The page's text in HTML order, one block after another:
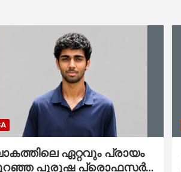
ഏറ്റവും പ്രായം
പുരുഷ പ്രൊഫസർ